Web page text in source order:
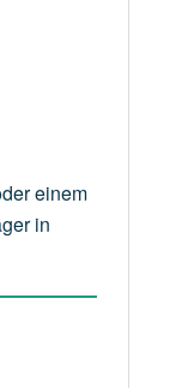
einem
in